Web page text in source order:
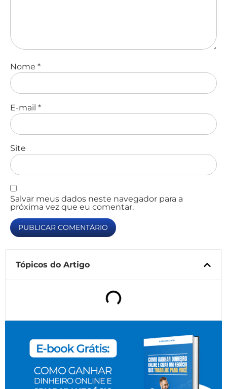
Nome *
E-mail *
Site
Salvar meus dados neste navegador para a
próxima vez que eu comentar.
Tópicos do Artigo